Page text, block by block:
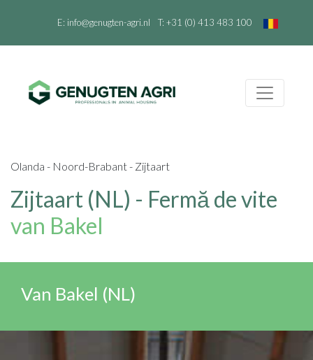
E: info@genugten-agri.nl T:+31 (0) 413 483 100
Olanda - Noord-Brabant - Zijtaart
Zijtaart (NL) - Fermă de vite
van Bakel
Van Bakel (NL)